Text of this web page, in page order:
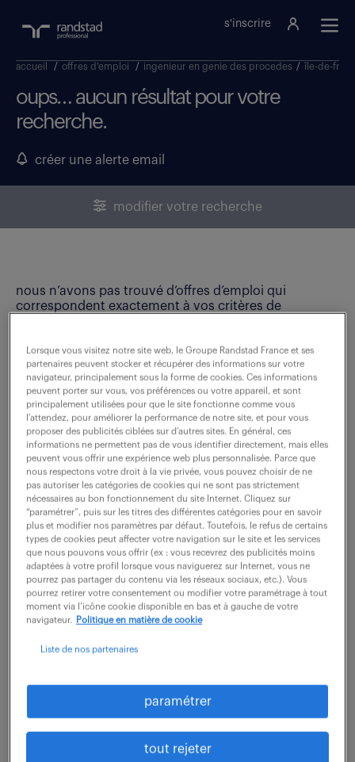
s'inscrire
accueil / offres d'emploi / ingenieur en genie des procedes / île-de-
oups… aucun résultat pour votre
recherche.
créer une alerte email
modifier votre recherche
nous n’avons pas trouvé d’offres d’emploi qui
correspondent exactement à vos critères de
ne ratez aucune
opportunité.
recevez chaque semaine par mail les offres qui
correspondent à votre dernière recherche.
créer une alerte
votre CV !
Boostez votre visibilité auprès de nos recruteurs
Lorsque vous visitez notre site web, le Groupe Randstad France et ses
partenaires peuvent stocker et récupérer des informations sur votre
navigateur, principalement sous la forme de cookies. Ces informations
peuvent porter sur vous, vos préférences ou votre appareil, et sont
principalement utilisées pour que le site fonctionne comme vous
l’attendez, pour améliorer la performance de notre site, et pour vous
proposer des publicités ciblées sur d’autres sites. En général, ces
informations ne permettent pas de vous identifier directement, mais elles
peuvent vous offrir une expérience web plus personnalisée. Parce que
nous respectons votre droit à la vie privée, vous pouvez choisir de ne
pas autoriser les catégories de cookies qui ne sont pas strictement
nécessaires au bon fonctionnement du site Internet. Cliquez sur
“paramétrer”, puis sur les titres des différentes catégories pour en savoir
plus et modifier nos paramètres par défaut. Toutefois, le refus de certains
types de cookies peut affecter votre navigation sur le site et les services
que nous pouvons vous offrir (ex : vous recevrez des publicités moins
adaptées à votre profil lorsque vous naviguerez sur Internet, vous ne
pourrez pas partager du contenu via les réseaux sociaux, etc.). Vous
pourrez retirer votre consentement ou modifier votre paramétrage à tout
moment via l’icône cookie disponible en bas et à gauche de votre
navigateur.
Politique en matière de cookie
Liste de nos partenaires
paramétrer
tout rejeter